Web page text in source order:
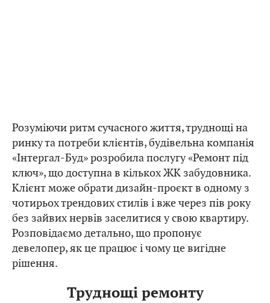
Розуміючи ритм сучасного життя, труднощі на
ринку та потреби клієнтів, будівельна компанія
«Інтергал-Буд» розробила послугу «Ремонт під
ключ», що доступна в кількох ЖК забудовника.
Клієнт може обрати дизайн-проєкт в одному з
чотирьох трендових стилів і вже через пів року
без зайвих нервів заселитися у свою квартиру.
Розповідаємо детально, що пропонує
девелопер, як це працює і чому це вигідне
рішення.
Труднощі ремонту